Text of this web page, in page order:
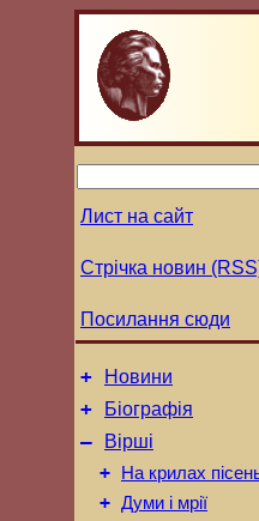
Лист на сайт
Стрічка новин
Посилання сюди
+ Новини
+ Біографія
–
Вірші
+
На крилах
+ Думи і мрії